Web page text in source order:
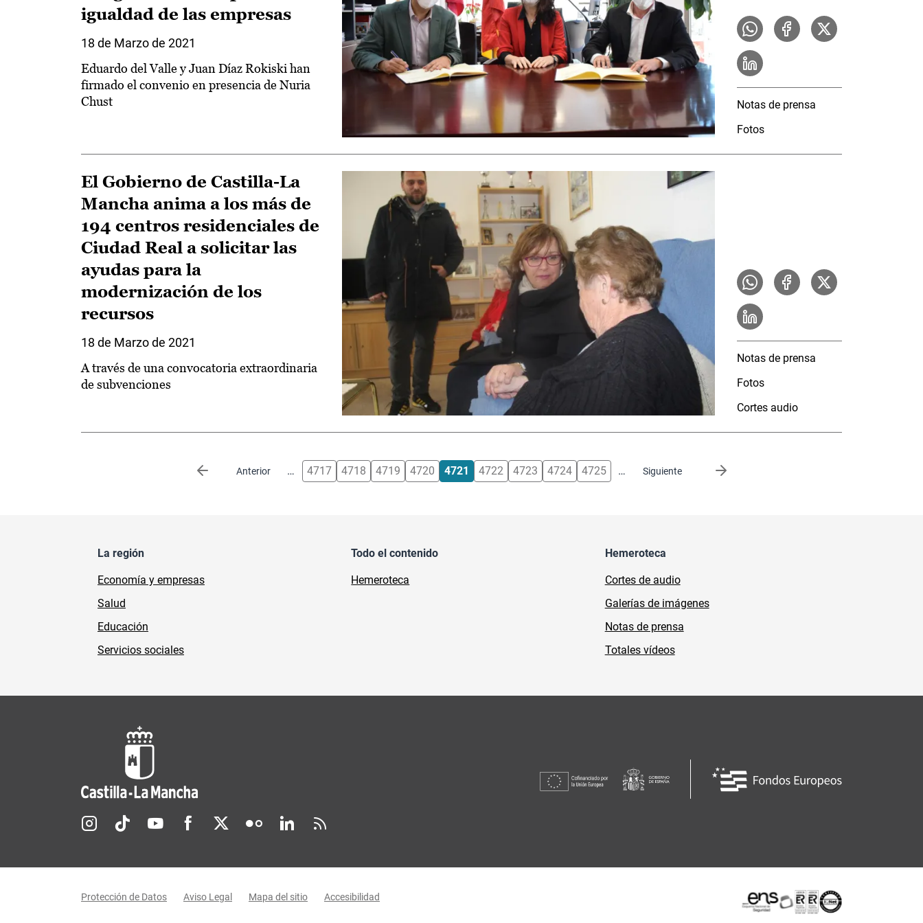
igualdad de las empresas
18 de Marzo de 2021
Eduardo del Valle y Juan Díaz Rokiski han
firmado el convenio en presencia de Nuria
Chust
Notas de prensa
Fotos
El Gobierno de Castilla-La
Mancha anima a los más de
194 centros residenciales de
Ciudad Real a solicitar las
ayudas para la
modernización de los
recursos
18 de Marzo de 2021
A través de una convocatoria extraordinaria
de subvenciones
Notas de prensa
Fotos
Cortes audio
Anterior
Página anterior … 4717 4718 4719 4720 4721 4722 4723 4724 4725 … Siguiente
Siguiente página
La región
Economía y empresas
Salud
Educación
Servicios sociales
Todo el contenido
Hemeroteca
Hemeroteca
Cortes de audio
Galerías de imágenes
Notas de prensa
Totales vídeos
Redes sociales JCCM
Protección de Datos Aviso Legal Mapa del sitio Accesibilidad Certificaciones